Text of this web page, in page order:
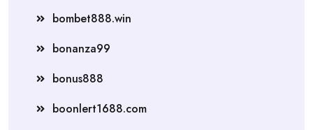
bombet888.win
bonanza99
bonus888
boonlert1688.com